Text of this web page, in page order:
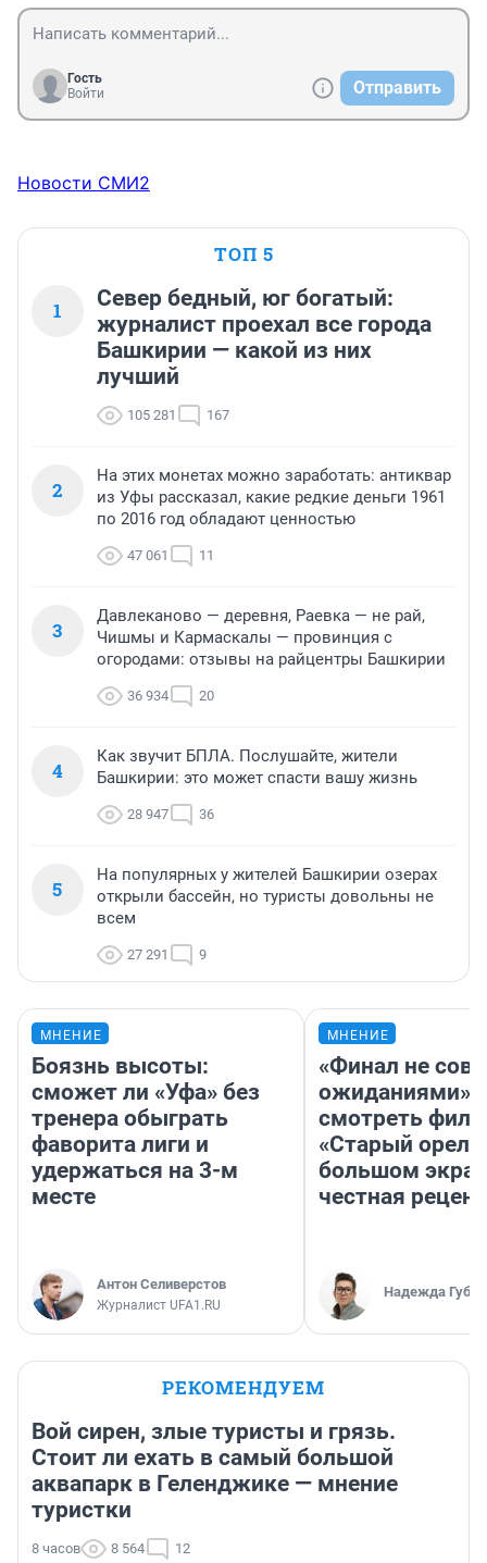
Гость
Войти
Отправить
Новости СМИ2
ТОП 5
1
Север бедный, юг богатый:
журналист проехал все города
Башкирии — какой из них
лучший
105 281 167
2
На этих монетах можно заработать: антиквар
из Уфы рассказал, какие редкие деньги 1961
по 2016 год обладают ценностью
47 061 11
3
Давлеканово — деревня, Раевка — не рай,
Чишмы и Кармаскалы — провинция с
огородами: отзывы на райцентры Башкирии
36 934 20
4
Как звучит БПЛА. Послушайте, жители
Башкирии: это может спасти вашу жизнь
28 947 36
5
На популярных у жителей Башкирии озерах
открыли бассейн, но туристы довольны не
всем
27 291 9
МНЕНИЕ
Боязнь высоты:
сможет ли «Уфа» без
тренера обыграть
фаворита лиги и
удержаться на 3-м
месте
Антон Селиверстов
Журналист UFA1.RU
МНЕНИЕ
«Финал не
ожиданиями»:
смотреть
«Старый орел»
большом
честная
Надежда
РЕКОМЕНДУЕМ
Вой сирен, злые туристы и грязь.
Стоит ли ехать в самый большой
аквапарк в Геленджике — мнение
туристки
8 часов 8 564 12